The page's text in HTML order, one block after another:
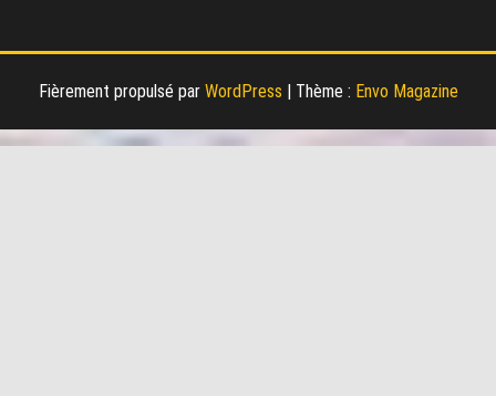
Fièrement propulsé par WordPress Thème : Envo Magazine